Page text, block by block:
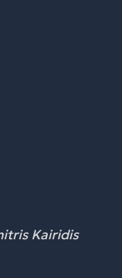
Kairidis